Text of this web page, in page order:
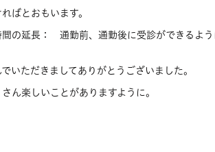
ばとおもいます。
の延長： 通勤前、通勤後に受診ができるよう
いただきましてありがとうございました。
ん楽しいことがありますように。